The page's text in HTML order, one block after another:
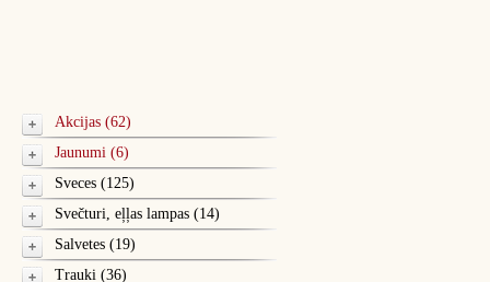
Akcijas (62)
Jaunumi (6)
Sveces (125)
Svečturi, eļļas lampas (14)
Salvetes (19)
Trauki (36)